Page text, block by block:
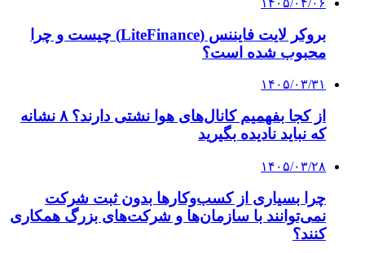
۱۴۰۴/۱۰/۱۰
اعتکاف دانش‌آموزی ظرفیتی بی‌نظیر برای تربیت
نسل جوان انقلابی است
۱۴۰۴/۰۴/۱۵
فروش بلیت قطارهای اربعین ۱۴۰۴ از هفته جاری
آغاز می‌شود
کلیه حقوق متعلق به راهیان اقتصادی می باشد
دکمه بازگشت به بالا